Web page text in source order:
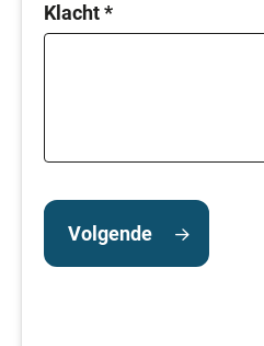
Klacht*
Volgende